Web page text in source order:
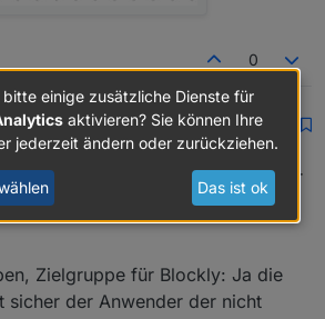
0
schrieb am3. Mai 2019, 21:07
zuletzt editiert von
Frage ist, ob man das offiziell
dann ggf. auch das "Puzzleteil" für
timeout/intervall Block einsetzbar
Zielgruppe für Blockly: Ja die
sicher der Anwender der nicht
bitte einige zusätzliche Dienste für
aktivieren? Sie können Ihre
jederzeit ändern oder zurückziehen.
Das ist ok